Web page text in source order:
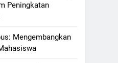
Peningkatan
Mengembangkan